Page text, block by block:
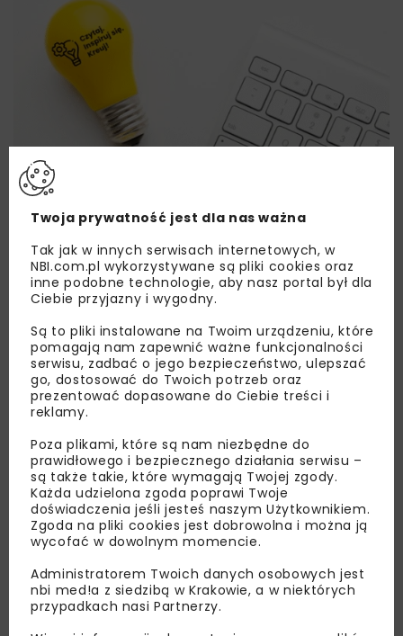
Lubisz wiedzieć więcej?
Zapisz się do newslettera aby otrzymywać od
nas najlepsze informacje branżowe,
zaproszenia na wydarzenia, atrakcyjne oferty i
dedykowane akcje specjalne.
Zapoznałam/em się zPolityką Prywatności i
Regulaminemoraz wyrażam zgodę na otrzymywanie na
handlowej w postaci newslettera.
Twoja prywatność jest dla nas ważna
Tak jak w innych serwisach internetowych, w
NBI.com.pl wykorzystywane są pliki cookies oraz
inne podobne technologie, aby nasz portal był dla
Ciebie przyjazny i wygodny.
Są to pliki instalowane na Twoim urządzeniu, które
pomagają nam zapewnić ważne funkcjonalności
serwisu, zadbać o jego bezpieczeństwo, ulepszać
go, dostosować do Twoich potrzeb oraz
prezentować dopasowane do Ciebie treści i
reklamy.
Poza plikami, które są nam niezbędne do
prawidłowego i bezpiecznego działania serwisu –
są także takie, które wymagają Twojej zgody.
Każda udzielona zgoda poprawi Twoje
doświadczenia jeśli jesteś naszym Użytkownikiem.
Zgoda na pliki cookies jest dobrowolna i można ją
wycofać w dowolnym momencie.
Administratorem Twoich danych osobowych jest
nbi med!a z siedzibą w Krakowie, a w niektórych
przypadkach nasi Partnerzy.